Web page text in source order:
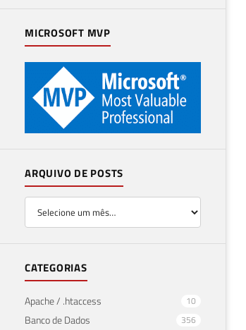
MICROSOFT MVP
ARQUIVO DE POSTS
CATEGORIAS
Apache / .htaccess 10
Banco de Dados 356